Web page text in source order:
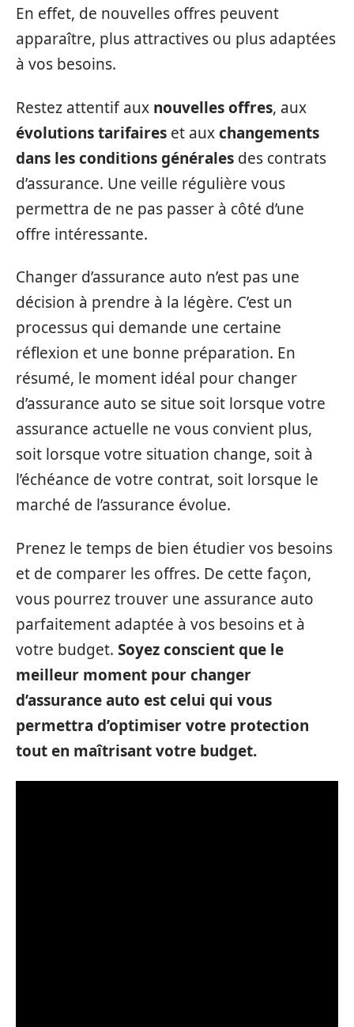
En effet, de nouvelles offres peuvent
apparaître, plus attractives ou plus adaptées
à vos besoins.
Restez attentif aux nouvelles offres, aux
évolutions tarifaires et auxchangements
dans les conditions générales des contrats
d’assurance. Une veille régulière vous
permettra de ne pas passer à côté d’une
offre intéressante.
Changer d’assurance auto n’est pas une
décision à prendre à la légère. C’est un
processus qui demande une certaine
réflexion et une bonne préparation. En
résumé, le moment idéal pour changer
d’assurance auto se situe soit lorsque votre
assurance actuelle ne vous convient plus,
soit lorsque votre situation change, soit à
l’échéance de votre contrat, soit lorsque le
marché de l’assurance évolue.
Prenez le temps de bien étudier vos besoins
et de comparer les offres. De cette façon,
vous pourrez trouver une assurance auto
parfaitement adaptée à vos besoins et à
votre budget. Soyez conscient que le
meilleur moment pour changer
d’assurance auto est celui qui vous
permettra d’optimiser votre protection
tout en maîtrisant votre budget.